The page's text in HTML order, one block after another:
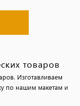
товаров
Изготавливаем
по нашим макетам и